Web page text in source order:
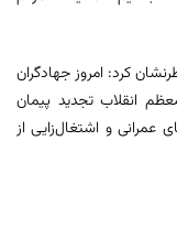
کرد: امروز جهادگران
انقلاب تجدید پیمان
و اشتغال‌زایی از